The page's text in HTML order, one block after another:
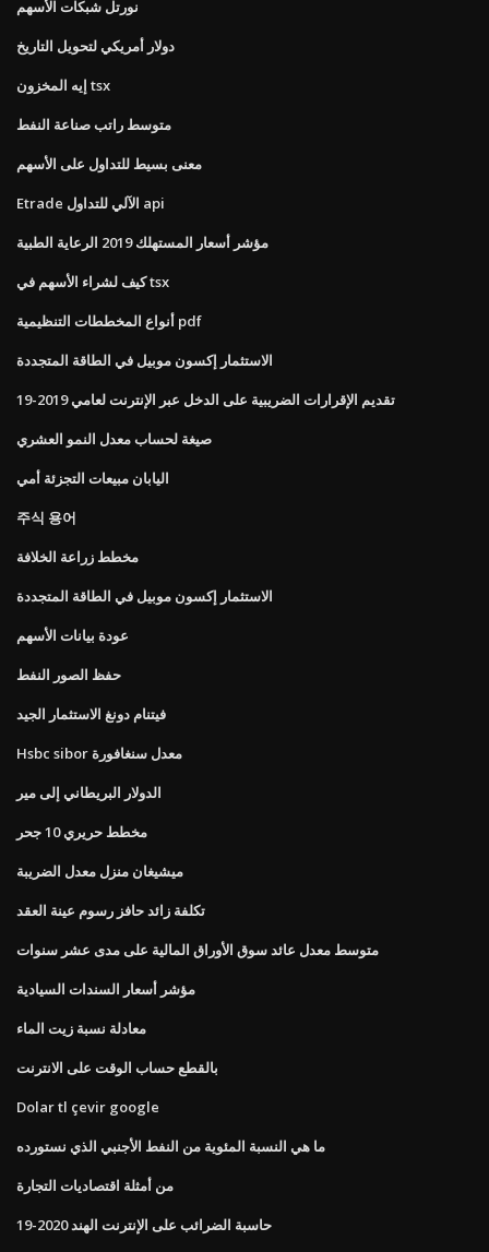
نورتل شبكات الأسهم
دولار أمريكي لتحويل التاريخ
إيه المخزون tsx
متوسط ​​راتب صناعة النفط
معنى بسيط للتداول على الأسهم
Etrade الآلي للتداول api
مؤشر أسعار المستهلك 2019 الرعاية الطبية
كيف لشراء الأسهم في tsx
أنواع المخططات التنظيمية pdf
الاستثمار إكسون موبيل في الطاقة المتجددة
تقديم الإقرارات الضريبية على الدخل عبر الإنترنت لعامي 2019-19
صيغة لحساب معدل النمو العشري
اليابان مبيعات التجزئة أمي
주식 용어
مخطط زراعة الخلافة
الاستثمار إكسون موبيل في الطاقة المتجددة
عودة بيانات الأسهم
حفظ الصور النفط
فيتنام دونغ الاستثمار الجيد
Hsbc sibor معدل سنغافورة
الدولار البريطاني إلى مير
مخطط حريري 10 جحر
ميشيغان منزل معدل الضريبة
تكلفة زائد حافز رسوم عينة العقد
متوسط ​​معدل عائد سوق الأوراق المالية على مدى عشر سنوات
مؤشر أسعار السندات السيادية
معادلة نسبة زيت الماء
بالقطع حساب الوقت على الانترنت
Dolar tl çevir google
ما هي النسبة المئوية من النفط الأجنبي الذي نستورده
من أمثلة اقتصاديات التجارة
حاسبة الضرائب على الإنترنت الهند 2020-19